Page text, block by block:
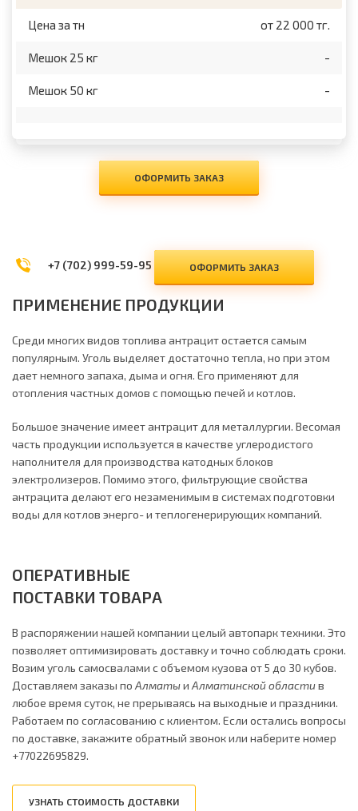
Цена за тн от 22 000 тг.
Мешок 25 кг -
Мешок 50 кг -
ОФОРМИТЬ ЗАКАЗ
+7 (702) 999-59-95 ОФОРМИТЬ ЗАКАЗ
ПРИМЕНЕНИЕ ПРОДУКЦИИ
Среди многих видов топлива антрацит остается самым
популярным. Уголь выделяет достаточно тепла, но при этом
дает немного запаха, дыма и огня. Его применяют для
отопления частных домов с помощью печей и котлов.
Большое значение имеет антрацит для металлургии. Весомая
часть продукции используется в качестве углеродистого
наполнителя для производства катодных блоков
электролизеров. Помимо этого, фильтрующие свойства
антрацита делают его незаменимым в системах подготовки
воды для котлов энерго- и теплогенерирующих компаний.
ОПЕРАТИВНЫЕ
ПОСТАВКИ ТОВАРА
В распоряжении нашей компании целый автопарк техники. Это
позволяет оптимизировать доставку и точно соблюдать сроки.
Возим уголь самосвалами с объемом кузова от 5 до 30 кубов.
Доставляем заказы по Алматыи Алматинской областив
любое время суток, не прерываясь на выходные и праздники.
Работаем по согласованию с клиентом. Если остались вопросы
по доставке, закажите обратный звонок или наберите номер
+77022695829.
УЗНАТЬ СТОИМОСТЬ ДОСТАВКИ